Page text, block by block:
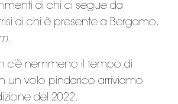
di chi ci segue da
di chi è presente a Bergamo,
.
c’è nemmeno il tempo di
un volo pindarico arriviamo
del 2022.